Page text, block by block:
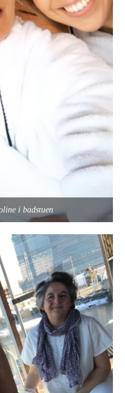
i badstuen